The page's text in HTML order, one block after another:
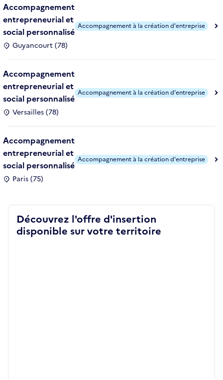
Accompagnement
entrepreneurial et
social personnalisé
Guyancourt (78)
Accompagnement à la création d'entreprise
Accompagnement
entrepreneurial et
social personnalisé
Versailles (78)
Accompagnement à la création d'entreprise
Accompagnement
entrepreneurial et
social personnalisé
Paris (75)
Accompagnement à la création d'entreprise
Découvrez l'offre d'insertion
disponible sur votre territoire